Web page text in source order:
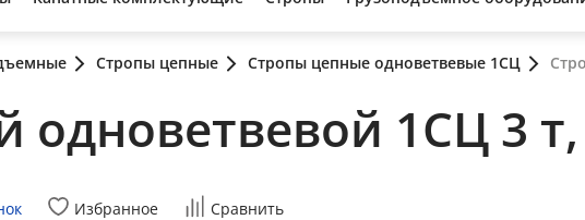
Стропы цепные Стропы цепные одноветвевые 1СЦ
одноветвевой 1СЦ 3
Избранное Сравнить